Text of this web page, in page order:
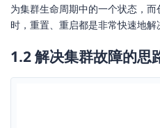
为集群生命周期中的一个状态，
时，重置、重启都是非常快速地解
1.2 解决集群故障的思